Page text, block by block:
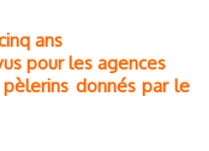
ans
pour les agences
pèlerins donnés par le